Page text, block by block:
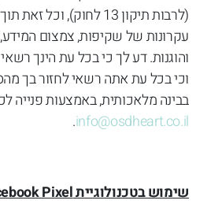
(לרבות תיקון 13 לחוק), וכל
עקרונות של שקיפות, צמצום
והוגנות. דע לך כי בכל עת הינך
וכי בכל עת אתה רשאי לחזור בך
בבינה מלאכותית, באמצעות פנייה
info@osdheart.co.il
.
שימוש בטכנולוגייתPixel